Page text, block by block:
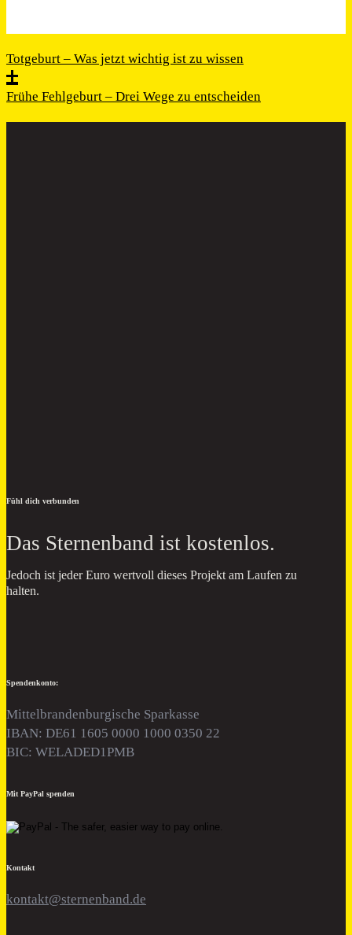
Totgeburt – Was jetzt wichtig ist zu wissen
Frühe Fehlgeburt – Drei Wege zu entscheiden
Fühl dich verbunden
Das Sternenband ist kostenlos.
Jedoch ist jeder Euro wertvoll dieses Projekt am Laufen zu
halten.
Spendenkonto:
Mittelbrandenburgische Sparkasse
IBAN: DE61 1605 0000 1000 0350 22
BIC: WELADED1PMB
Mit PayPal spenden
Kontakt
kontakt@sternenband.de